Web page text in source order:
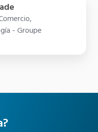
- Groupe